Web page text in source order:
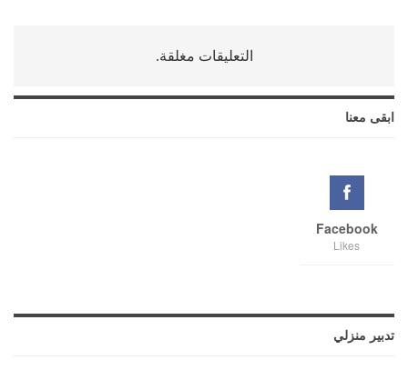
التعليقات مغلقة.
ابقى معنا
Facebook
Likes
تدبير منزلي